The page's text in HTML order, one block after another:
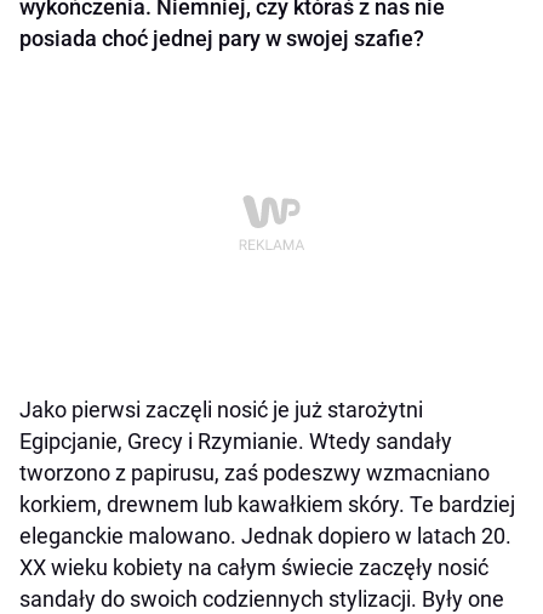
wykończenia. Niemniej, czy któraś z nas nie
posiada choć jednej pary w swojej szafie?
Jako pierwsi zaczęli nosić je już starożytni
Egipcjanie, Grecy i Rzymianie. Wtedy sandały
tworzono z papirusu, zaś podeszwy wzmacniano
korkiem, drewnem lub kawałkiem skóry. Te bardziej
eleganckie malowano. Jednak dopiero w latach 20.
XX wieku kobiety na całym świecie zaczęły nosić
sandały do swoich codziennych stylizacji. Były one